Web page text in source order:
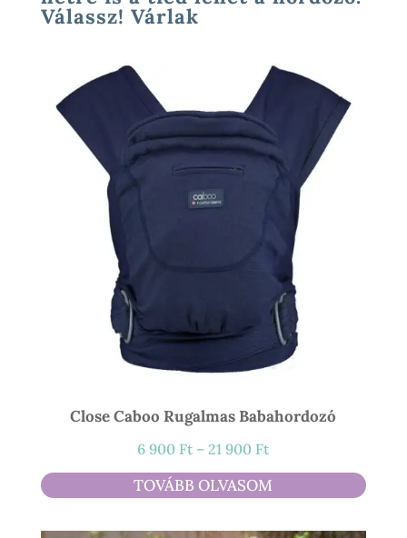
Válassz! Várlak
Close Caboo Rugalmas Babahordozó
6 900 Ft – 21 900 FtÁrtartomány:
6
900 Ft
TOVÁBB OLVASOM